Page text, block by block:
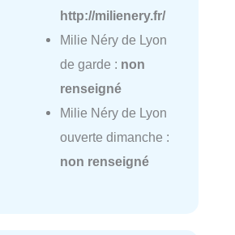
http://milienery.fr/
Milie Néry de Lyon
de garde : non
renseigné
Milie Néry de Lyon
ouverte dimanche :
non renseigné